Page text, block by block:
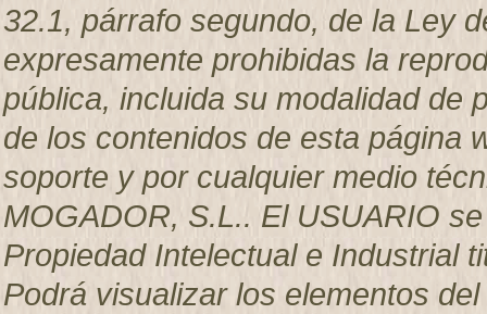
32.1, párrafo segundo, de la Ley
expresamente prohibidas la
pública, incluida su modalidad de
de los contenidos de esta página
soporte y por cualquier medio
MOGADOR, S.L.. El USUARIO
Propiedad Intelectual e Industrial
Podrá visualizar los elementos